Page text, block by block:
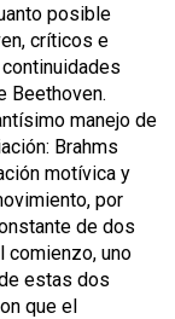
posible
críticos e
Beethoven.
manejo de
Brahms
motívica y
por
de dos
comienzo, uno
estas dos
que el